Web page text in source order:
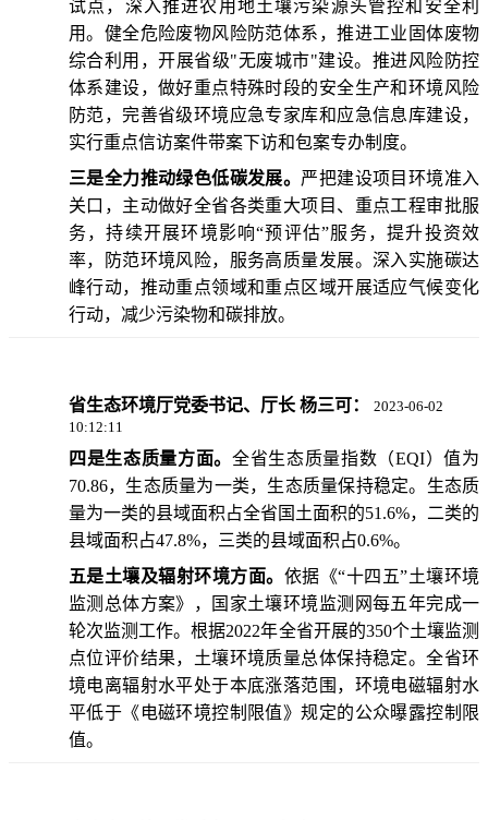
试点，深入推进农用地土壤污染源头管控和安全利
用。健全危险废物风险防范体系，推进工业固体废物
综合利用，开展省级"无废城市"建设。推进风险防控
体系建设，做好重点特殊时段的安全生产和环境风险
防范，完善省级环境应急专家库和应急信息库建设，
实行重点信访案件带案下访和包案专办制度。
三是全力推动绿色低碳发展。 严把建设项目环境准入
关口，主动做好全省各类重大项目、重点工程审批服
务，持续开展环境影响“预评估”服务，提升投资效
率，防范环境风险，服务高质量发展。深入实施碳达
峰行动，推动重点领域和重点区域开展适应气候变化
行动，减少污染物和碳排放。
省生态环境厅党委书记、厅长 杨三可：
2023-06-02
10:12:11
四是生态质量方面。 全省生态质量指数（EQI）值为
70.86，生态质量为一类，生态质量保持稳定。生态质
量为一类的县域面积占全省国土面积的51.6%，二类的
县域面积占47.8%，三类的县域面积占0.6%。
五是土壤及辐射环境方面。 依据《“十四五”土壤环境
监测总体方案》，国家土壤环境监测网每五年完成一
轮次监测工作。根据2022年全省开展的350个土壤监测
点位评价结果，土壤环境质量总体保持稳定。全省环
境电离辐射水平处于本底涨落范围，环境电磁辐射水
平低于《电磁环境控制限值》规定的公众曝露控制限
值。